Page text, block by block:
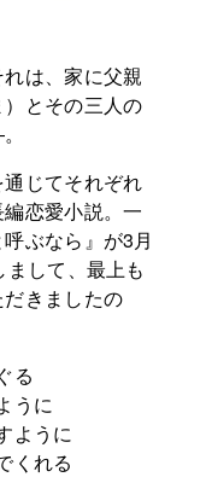
は、家に父親
とその三人の
じてそれぞれ
恋愛小説。一
ぶなら』が3月
して、最上も
きましたの
る
うに
ように
くれる